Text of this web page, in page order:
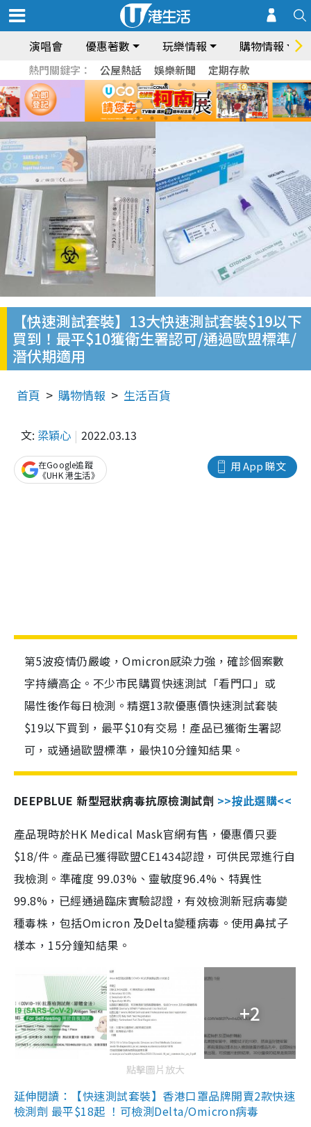
演唱會 優惠著數 玩樂情報 購物情報
熱門關鍵字： 公屋熱話 娛樂新聞 定期存款
【快速測試套裝】13大快速測試套裝$19以下
買到！最平$10獲衛生署認可/通過歐盟標準/
潛伏期適用
首頁 購物情報 生活百貨
文: 梁穎心 2022.03.13
用 App 睇文
在Google追蹤
《UHK 港生活》
第5波疫情仍嚴峻，Omicron感染力強，確診個案數
字持續高企。不少市民購買快速測試「看門口」或
陽性後作每日檢測。精選13款優惠價快速測試套裝
$19以下買到，最平$10有交易！產品已獲衛生署認
可，或通過歐盟標準，最快10分鐘知結果。
DEEPBLUE 新型冠狀病毒抗原檢測試劑 >>按此選購<<
產品現時於HK Medical Mask官網有售，優惠價只要
$18/件。產品已獲得歐盟CE1434認證，可供民眾進行自
我檢測。準確度 99.03%、靈敏度96.4%、特異性
99.8%，已經通過臨床實驗認證，有效檢測新冠病毒變
種毒株，包括Omicron 及Delta變種病毒。使用鼻拭子
樣本，15分鐘知結果。
+2
點擊圖片放大
延伸閱讀：【快速測試套裝】香港口罩品牌開賣2款快速
檢測劑 最平$18起 ！可檢測Delta/Omicron病毒